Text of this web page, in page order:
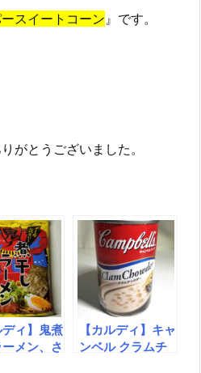
スイートコーン』です。
がとうございました。
ディ】鬼煮
メン、さ
【カルディ】キャ
ンベル クラムチ